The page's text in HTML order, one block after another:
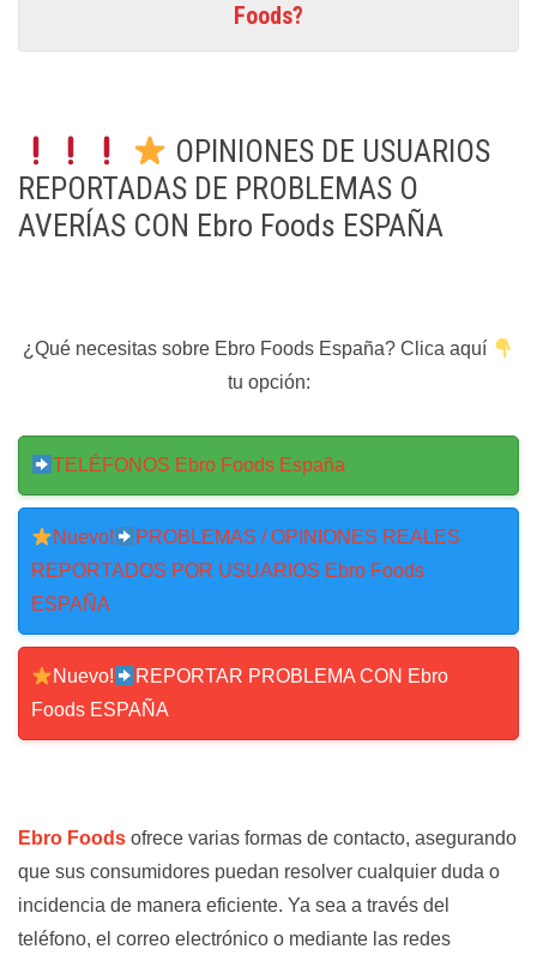
Foods?
OPINIONES DE USUARIOS
REPORTADAS DE PROBLEMAS O
AVERÍAS CON Ebro Foods ESPAÑA
¿Qué necesitas sobre Ebro Foods España? Clica aquí
tu opción:
TELÉFONOS Ebro Foods España
Nuevo!
PROBLEMAS / OPINIONES REALES
REPORTADOS POR USUARIOS Ebro Foods
ESPAÑA
Nuevo!
REPORTAR PROBLEMA CON Ebro
Foods ESPAÑA
Ebro Foods ofrece varias formas de contacto, asegurando
que sus consumidores puedan resolver cualquier duda o
incidencia de manera eficiente. Ya sea a través del
teléfono, el correo electrónico o mediante las redes